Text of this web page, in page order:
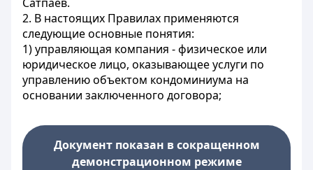
2. В настоящих Правилах применяются
следующие основные понятия:
1) управляющая компания - физическое или
юридическое лицо, оказывающее услуги по
управлению объектом кондоминиума на
основании заключенного договора;
Документ показан в сокращенном
демонстрационном режиме